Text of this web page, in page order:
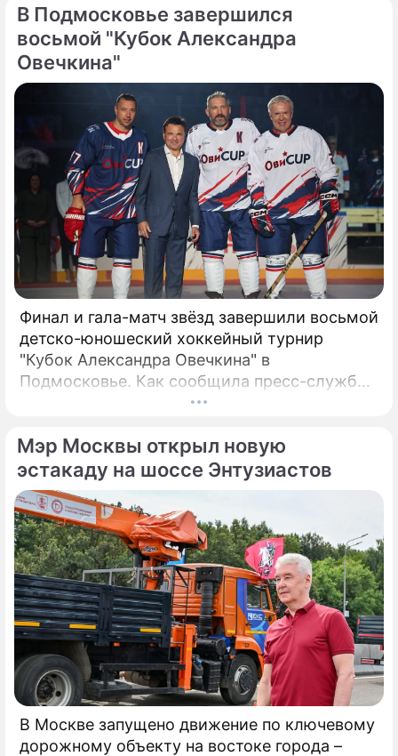
В Подмосковье завершился
восьмой "Кубок Александра
Овечкина"
Финал и гала-матч звёзд завершили восьмой
детско-юношеский хоккейный турнир
"Кубок Александра Овечкина" в
Подмосковье. Как сообщила пресс-служба
регионального правительства, губернатор
сделал символическое сбрасывание шайбы
на «Арене Мытищи».
Мэр Москвы открыл новую
эстакаду на шоссе Энтузиастов
В Москве запущено движение по ключевому
дорожному объекту на востоке города –